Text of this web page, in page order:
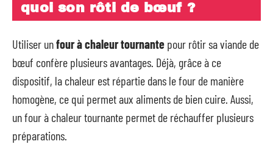
quoi son rôti de bœuf ?
Utiliser unfour à chaleur tournante pour rôtir sa viande de
bœuf confère plusieurs avantages. Déjà, grâce à ce
dispositif, la chaleur est répartie dans le four de manière
homogène, ce qui permet aux aliments de bien cuire. Aussi,
un four à chaleur tournante permet de réchauffer plusieurs
préparations.